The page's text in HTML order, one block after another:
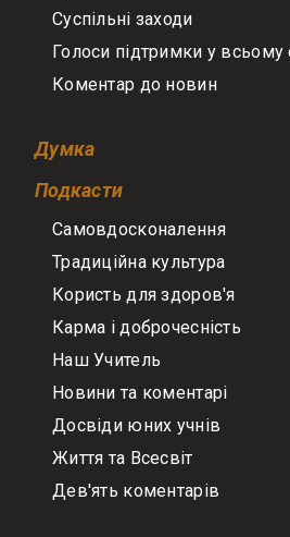
Суспільні заходи
Голоси підтримки у всьому
Коментар до новин
Думка
Подкасти
Самовдосконалення
Традиційна культура
Користь для здоров'я
Карма і доброчесність
Наш Учитель
Новини та коментарі
Досвіди юних учнів
Життя та Всесвіт
Дев'ять коментарів